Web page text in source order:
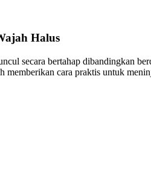
Halus
secara bertahap dibandingkan
cara praktis untuk